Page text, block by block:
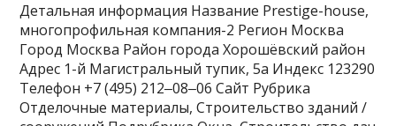
Детальная информация Название Prestige-house,
многопрофильная компания-2 Регион Москва
Город Москва Район города Хорошёвский район
Адрес 1-й Магистральный тупик, 5а Индекс 123290
Телефон +7 (495) 212‒08‒06 Сайт Рубрика
Отделочные материалы, Строительство зданий /